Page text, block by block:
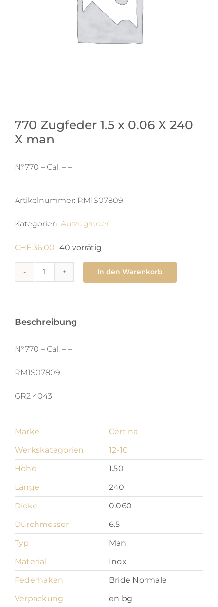
770 Zugfeder 1.5 x 0.06 X 240
X man
N°770 – Cal. – –
Artikelnummer: RM1S07809
Kategorien: Aufzugfeder
CHF36,00 40 vorrätig
x
X
X
Menge
In den Warenkorb
Beschreibung
N°770 – Cal. – –
RM1S07809
GR2 4043
Marke
Certina
Werkskategorien
12-10
Höhe
1.50
Länge
240
Dicke
0.060
Durchmesser
6.5
Typ
Man
Material
Inox
Federhaken
Bride Normale
Verpackung
en bg